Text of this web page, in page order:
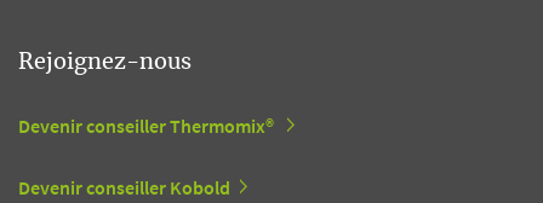
Rejoignez-nous
Devenir conseiller Thermomix®
Devenir conseiller Kobold